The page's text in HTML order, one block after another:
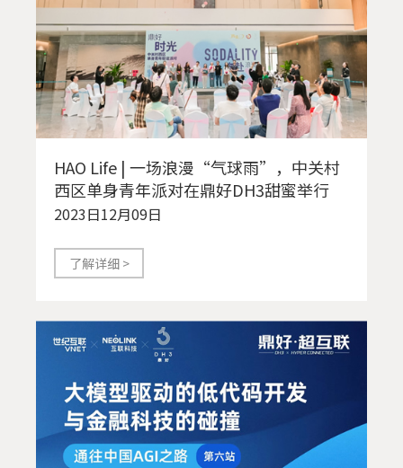
HAO Life | 一场浪漫“气球雨”，中关村
西区单身青年派对在鼎好DH3甜蜜举行
2023日12月09日
了解详细 >